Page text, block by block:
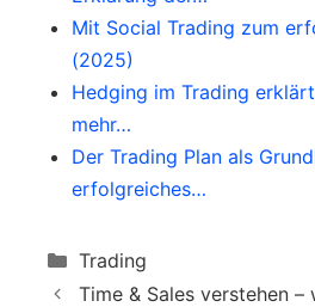
Mit Social Trading zum
(2025)
Hedging im Trading
mehr…
Der Trading Plan als
erfolgreiches…
Categories
Trading
Time & Sales verstehen –